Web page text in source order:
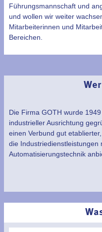
Führungsmannschaft und
und wollen wir weiter
Mitarbeiterinnen und
Bereichen.
Die Firma GOTH wurde
industrieller Ausrichtung
einen Verbund gut
die Industriedienstleistungen
Automatisierungstechnik